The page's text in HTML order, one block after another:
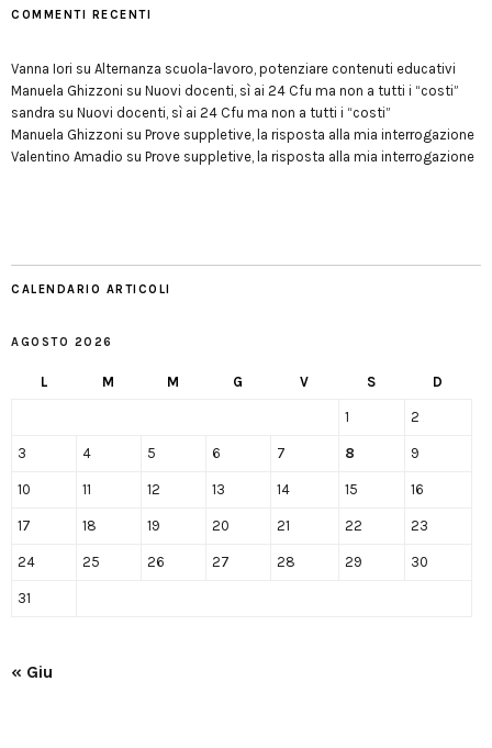
COMMENTI RECENTI
Vanna Iori su Alternanza scuola-lavoro, potenziare contenuti educativi
Manuela Ghizzoni su Nuovi docenti, sì ai 24 Cfu ma non a tutti i “costi”
sandra su Nuovi docenti, sì ai 24 Cfu ma non a tutti i “costi”
Manuela Ghizzoni su Prove suppletive, la risposta alla mia interrogazione
Valentino Amadio su Prove suppletive, la risposta alla mia interrogazione
CALENDARIO ARTICOLI
AGOSTO 2026
L M M G V S D
1 2
3 4 5 6 7 8 9
10 11 12 13 14 15 16
17 18 19 20 21 22 23
24 25 26 27 28 29 30
31
« Giu